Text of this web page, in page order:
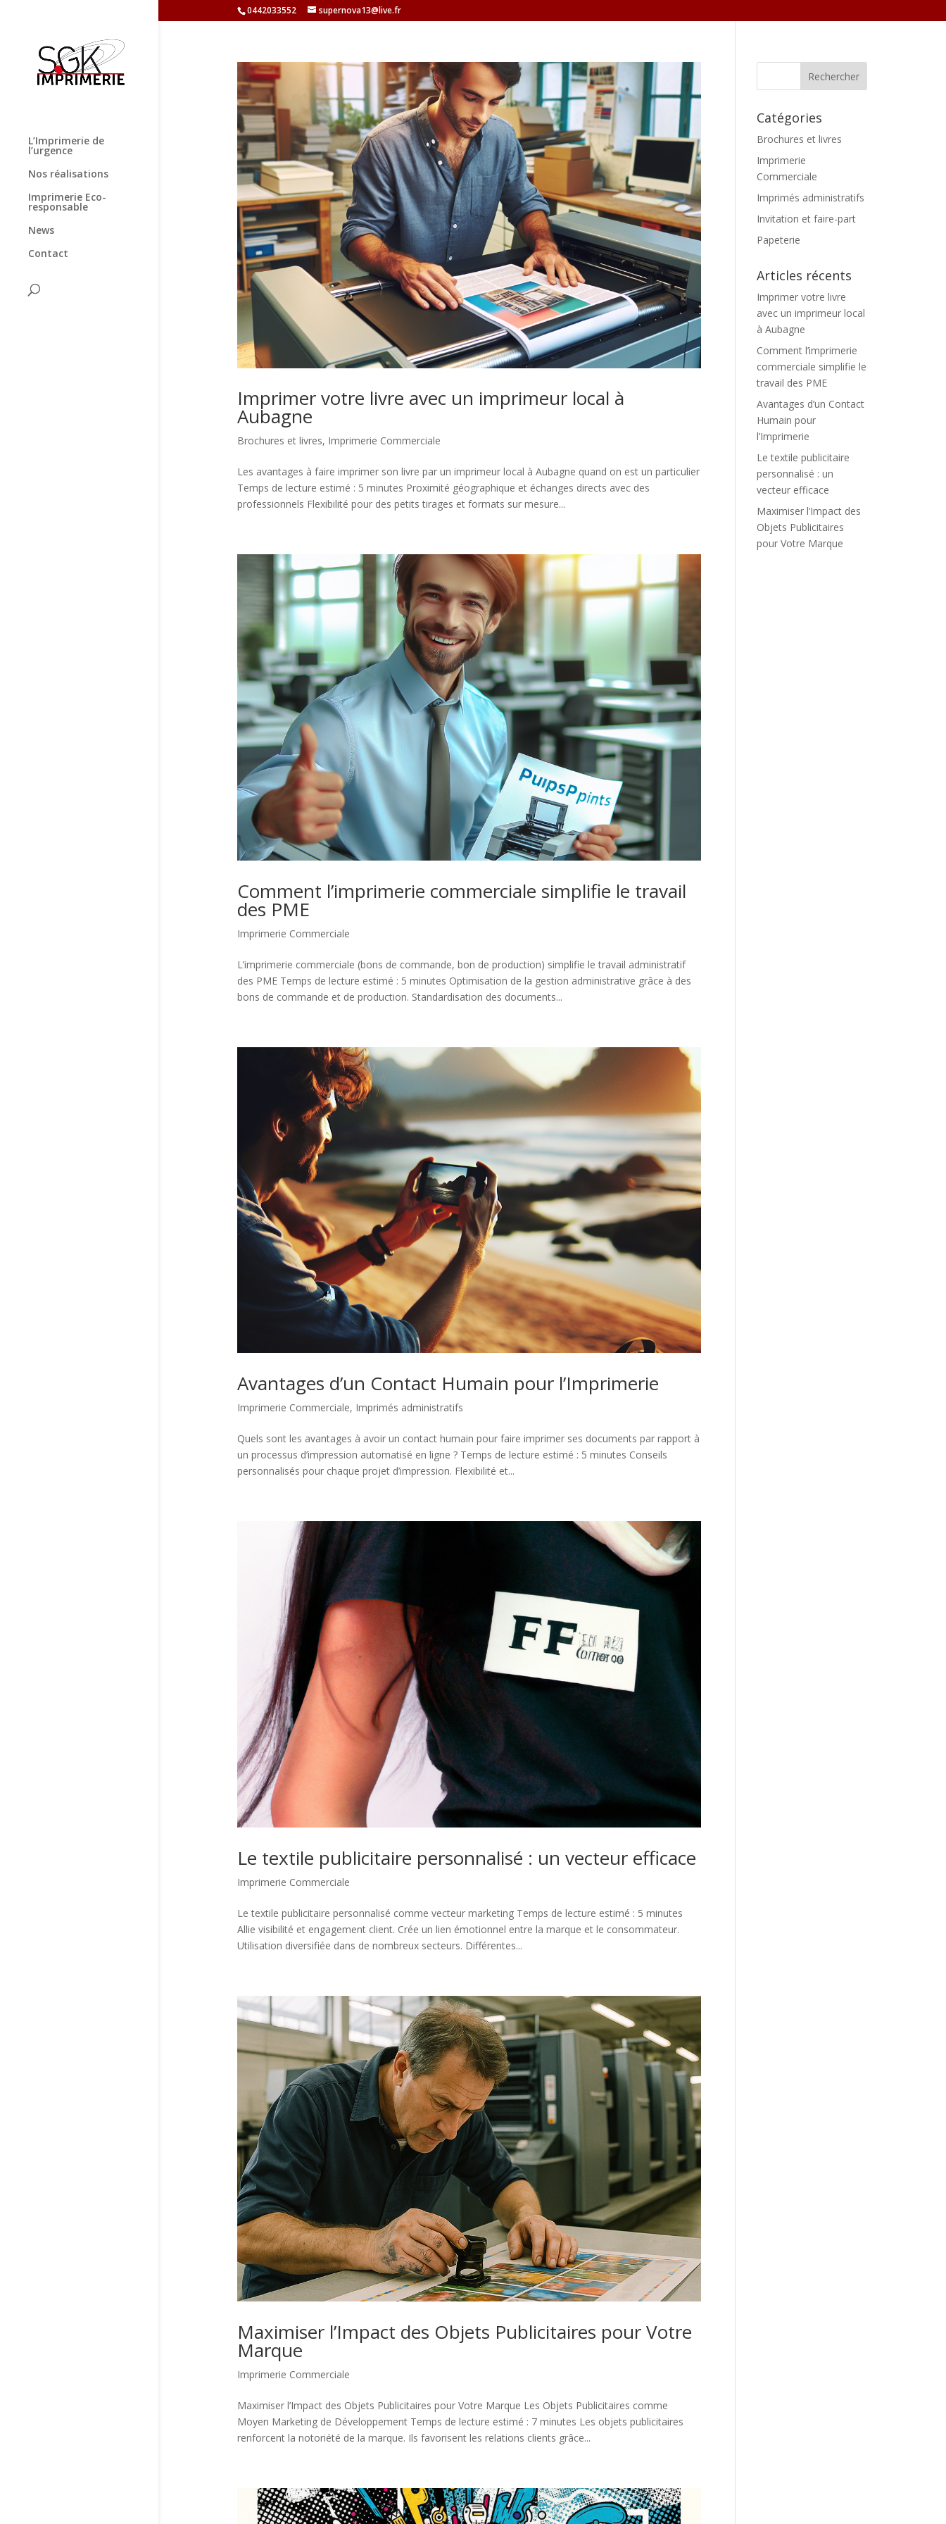
0442033552 supernova13@live.fr
L’Imprimerie de
l’urgence
Nos réalisations
Imprimerie Eco-
responsable
News
Contact
Imprimer votre livre avec un imprimeur local à
Aubagne
Brochures et livres, Imprimerie Commerciale
Les avantages à faire imprimer son livre par un imprimeur local à Aubagne quand on est un particulier
Temps de lecture estimé : 5 minutes Proximité géographique et échanges directs avec des
professionnels Flexibilité pour des petits tirages et formats sur mesure...
Comment l’imprimerie commerciale simplifie le travail
des PME
Imprimerie Commerciale
L’imprimerie commerciale (bons de commande, bon de production) simplifie le travail administratif
des PME Temps de lecture estimé : 5 minutes Optimisation de la gestion administrative grâce à des
bons de commande et de production. Standardisation des documents...
Avantages d’un Contact Humain pour l’Imprimerie
Imprimerie Commerciale, Imprimés administratifs
Quels sont les avantages à avoir un contact humain pour faire imprimer ses documents par rapport à
un processus d’impression automatisé en ligne ? Temps de lecture estimé : 5 minutes Conseils
personnalisés pour chaque projet d’impression. Flexibilité et...
Le textile publicitaire personnalisé : un vecteur efficace
Imprimerie Commerciale
Le textile publicitaire personnalisé comme vecteur marketing Temps de lecture estimé : 5 minutes
Allie visibilité et engagement client. Crée un lien émotionnel entre la marque et le consommateur.
Utilisation diversifiée dans de nombreux secteurs. Différentes...
Maximiser l’Impact des Objets Publicitaires pour Votre
Marque
Imprimerie Commerciale
Maximiser l’Impact des Objets Publicitaires pour Votre Marque Les Objets Publicitaires comme
Moyen Marketing de Développement Temps de lecture estimé : 7 minutes Les objets publicitaires
renforcent la notoriété de la marque. Ils favorisent les relations clients grâce...
Catégories
Brochures et livres
Imprimerie
Commerciale
Imprimés administratifs
Invitation et faire-part
Papeterie
Articles récents
Imprimer votre livre
avec un imprimeur local
à Aubagne
Comment l’imprimerie
commerciale simplifie le
travail des PME
Avantages d’un Contact
Humain pour
l’Imprimerie
Le textile publicitaire
personnalisé : un
vecteur efficace
Maximiser l’Impact des
Objets Publicitaires
pour Votre Marque